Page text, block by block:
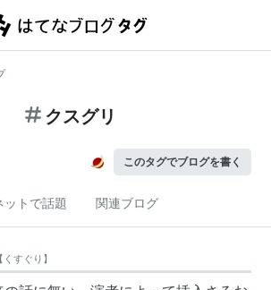
クスグリ
このタグでブログを書く
ットで話題 関連ブログ
【 くすぐり 】